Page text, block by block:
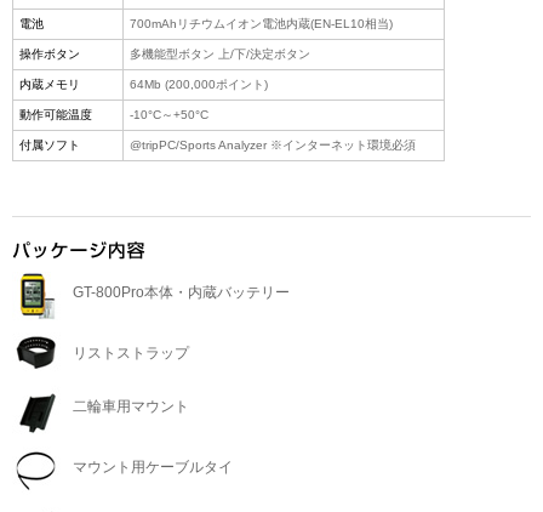
電池 700mAhリチウムイオン電池内蔵(EN-EL10相当)
操作ボタン 多機能型ボタン 上/下/決定ボタン
内蔵メモリ 64Mb (200,000ポイント)
動作可能温度 -10°C～+50°C
付属ソフト @tripPC/Sports Analyzer ※インターネット環境必須
GT-800Pro本体・内蔵バッテリー
リストストラップ
二輪車用マウント
マウント用ケーブルタイ